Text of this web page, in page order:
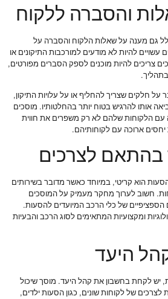
והסברה ללקוח
גם מענה על שאלות הלקוח והסברה על
עשויים להיות לא מודעים למורכבות התיקונים או
צריכים להיות מוכנים לספק הסברים מפורטים,
חלקים שצריך להחליף או על עלויות התיקון,
אותו להרגיש בטוח יותר בהחלטותיו. מוסכים
הלקוחות שלהם לא רק משפרים את חווית
ארוכה עם לקוחותיהם.
בהתאם לצרכים
הוא קריטי, במיוחד כאשר מדובר בשירותים
חשוב לערוך מחקר מעמיק על המוסכים
של כלי הרכב המיועדים להסעות.
ומקצועיות המתאימים לסוג הרכב והבעיות
היעד
יש לקחת בחשבון את קהל היעד. מוסך שיכול
לצרכים של לקוחות שונים, כגון הסעות ילדים,